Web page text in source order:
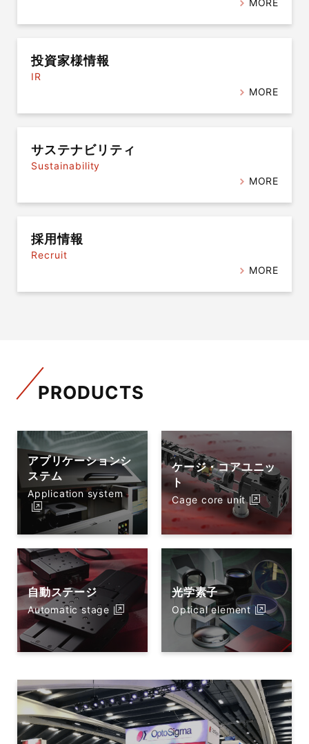
MORE
投資家様情報
IR
MORE
サステナビリティ
Sustainability
MORE
採用情報
Recruit
MORE
PRODUCTS
アプリケーションシ
ステム
Application system
ケージ・コアユニッ
ト
Cage core unit
自動ステージ
Automatic stage
光学素子
Optical element